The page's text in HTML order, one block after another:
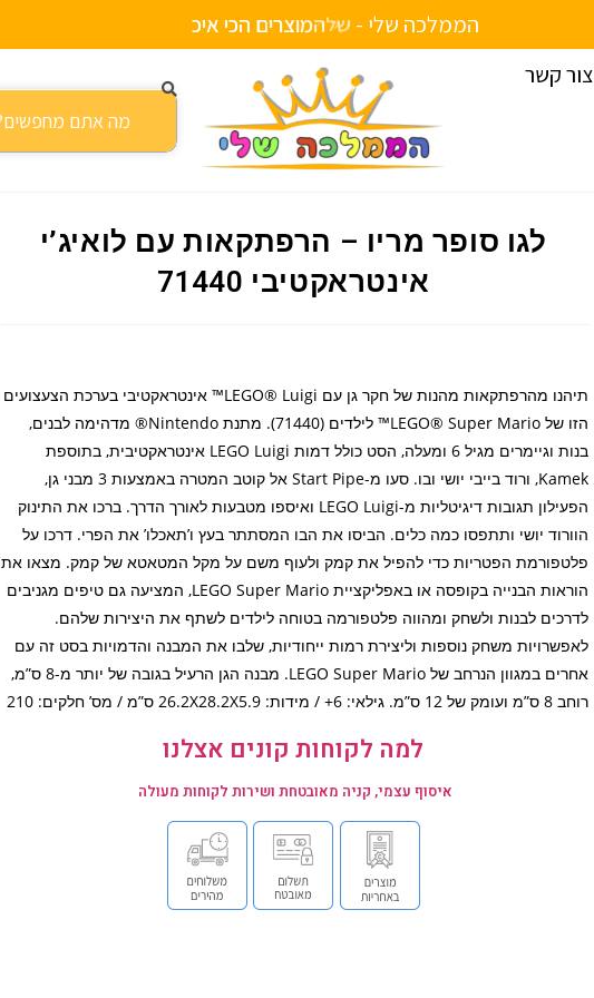
הממלכה שלי -שליחעד הבית
צור קשר
לגו סופר מריו – הרפתקאות עם לואיג’י
אינטראקטיבי 71440
תיהנו מהרפתקאות מהנות של חקר גן עם LEGO® Luigi™ אינטראקטיבי בערכת הצעצועים
הזו של LEGO® Super Mario™ לילדים (71440). מתנת Nintendo® מדהימה לבנים,
בנות וגיימרים מגיל 6 ומעלה, הסט כולל דמות LEGO Luigi אינטראקטיבית, בתוספת
Kamek, ורוד בייבי יושי ובו. סעו מ-Start Pipe אל קוטב המטרה באמצעות 3 מבני גן,
הפעילון תגובות דיגיטליות מ-LEGO Luigi ואיספו מטבעות לאורך הדרך. ברכו את התינוק
הוורוד יושי ותתפסו כמה כלים. הביסו את הבו המסתתר בעץ ו’תאכלו’ את הפרי. דרכו על
פלטפורמת הפטריות כדי להפיל את קמק ולעוף משם על מקל המטאטא של קמק. מצאו את
הוראות הבנייה בקופסה או באפליקציית LEGO Super Mario, המציעה גם טיפים מגניבים
לדרכים לבנות ולשחק ומהווה פלטפורמה בטוחה לילדים לשתף את היצירות שלהם.
לאפשרויות משחק נוספות וליצירת רמות ייחודיות, שלבו את המבנה והדמויות בסט זה עם
אחרים במגוון הנרחב של LEGO Super Mario. מבנה הגן הרעיל בגובה של יותר מ-8 ס”מ,
רוחב 8 ס”מ ועומק של 12 ס”מ. גילאי: 6+ / מידות: 26.2X28.2X5.9 ס”מ / מס’ חלקים: 210
למה לקוחות קונים אצלנו
איסוף עצמי, קניה מאובטחת ושירות לקוחות מעולה